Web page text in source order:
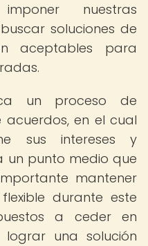
nuestras
soluciones de
aceptables para
un proceso de
en el cual
sus intereses y
un punto medio que
mantener
durante este
a ceder en
una solución